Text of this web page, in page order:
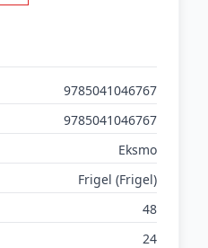
9785041046767
9785041046767
Eksmo
Frigel (Frigel)
48
24